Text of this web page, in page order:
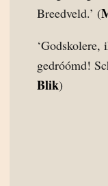
Breedveld.’ (
‘Godskolere,
gedróómd!
Blik)